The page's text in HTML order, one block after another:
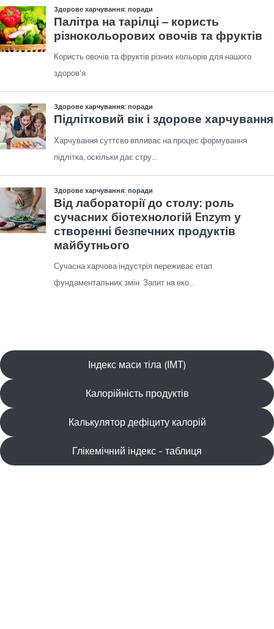
Індекс маси тіла (ІМТ)
Калорійність продуктів
Калькулятор дефіциту калорій
Глікемічний індекс - таблиця